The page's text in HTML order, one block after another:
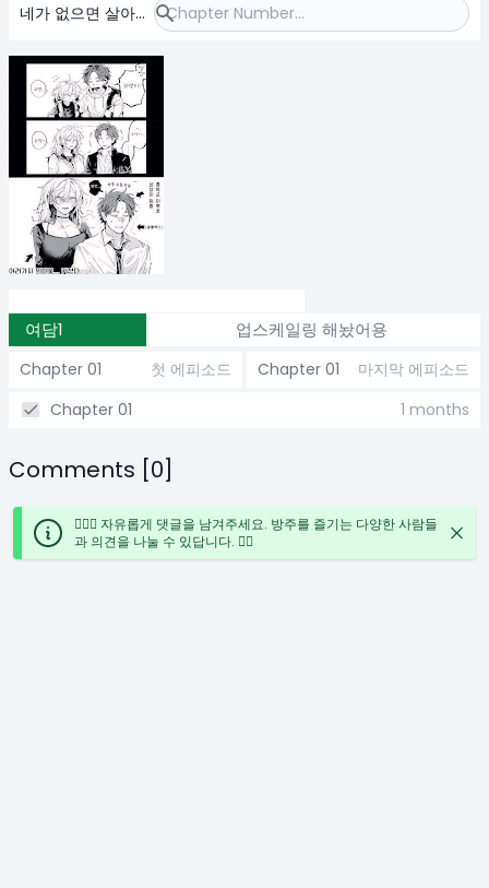
네가 없으면 살아갈
여담1 업스케일링 해놨어용
Chapter 01 첫 에피소드 Chapter 01
마지막 에피소드
Chapter 01
1 months
Comments [0]
🙋🏻‍♀️ 자유롭게 댓글을 남겨주세요. 방주를 즐기는 다양한 사람들
과 의견을 나눌 수 있답니다. ✍🏻